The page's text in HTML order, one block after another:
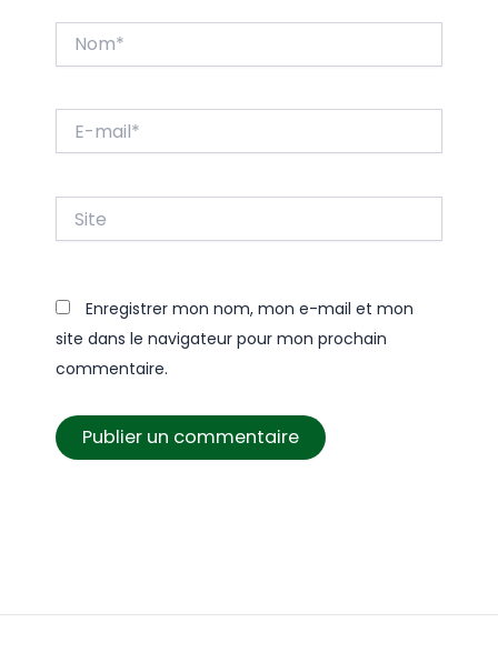
mail*
Enregistrer mon nom, mon e-mail et mon
site dans le navigateur pour mon prochain
commentaire.